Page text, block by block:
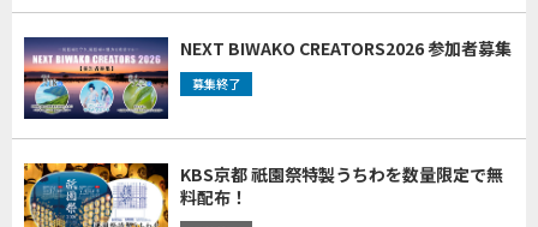
NEXT BIWAKO CREATORS2026 参加者募集
募集終了
KBS京都 祇園祭特製うちわを数量限定で無
料配布！